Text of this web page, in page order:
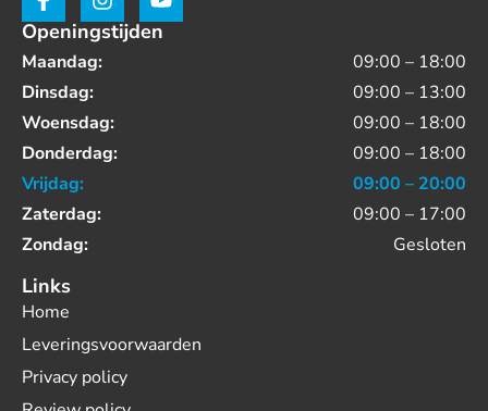
Openingstijden
Maandag:
09:00 – 18:00
Dinsdag:
09:00 – 13:00
Woensdag:
09:00 – 18:00
Donderdag:
09:00 – 18:00
Vrijdag:
09:00 – 20:00
Zaterdag:
09:00 – 17:00
Zondag:
Gesloten
Links
Home
Leveringsvoorwaarden
Privacy policy